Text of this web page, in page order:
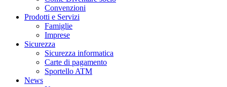
Convenzioni
Prodotti e Servizi
Famiglie
Imprese
Sicurezza
Sicurezza informatica
Carte di pagamento
Sportello ATM
News